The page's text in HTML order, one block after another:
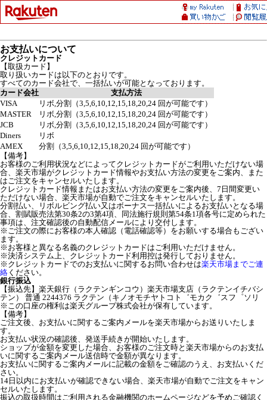
お支払いについて
クレジットカード
【取扱カード】
取り扱いカードは以下のとおりです。
すべてのカード会社で、一括払いが可能となっております。
カード会社
支払方法
VISA
リボ,分割（3,5,6,10,12,15,18,20,24 回が可能です）
MASTER
リボ,分割（3,5,6,10,12,15,18,20,24 回が可能です）
JCB
リボ,分割（3,5,6,10,12,15,18,20,24 回が可能です）
Diners
リボ
AMEX
分割（3,5,6,10,12,15,18,20,24 回が可能です）
【備考】
お客様のご利用状況などによってクレジットカードがご利用いただけない場
合、楽天市場がクレジットカード情報やお支払い方法の変更をご案内、また
はご注文をキャンセルいたします。
クレジットカード情報またはお支払い方法の変更をご案内後、7日間変更い
ただけない場合、楽天市場が自動でご注文をキャンセルいたします。
分割払い、リボルビング払い又はボーナス一括払いによるお支払いとなる場
合、割賦販売法第30条2の3第4項、同法施行規則第54条1項各号に定められた
事項は、注文確認後の自動配信メールにより交付します。
※ご注文の際にお客様の本人確認（電話確認等）をお願いする場合もござい
ます。
※お客様と異なる名義のクレジットカードはご利用いただけません。
※決済システム上、クレジットカード利用控は発行しておりません。
※クレジットカードでのお支払いに関するお問い合わせは楽天市場までご連
絡 ください。
銀行振込
【振込先】楽天銀行（ラクテンギンコウ）楽天市場支店（ラクテンイチバシ
テン） 普通 2244376 ラクテン（キノオモチヤトコト゛モカク゛スフ゜ソリ
※この口座の権利は楽天グループ株式会社が保有しています。
【備考】
ご注文後、お支払いに関するご案内メールを楽天市場からお送りいたしま
す。
お支払い状況の確認後、発送手続きが開始いたします。
ショップが金額を変更した場合、お客様のご注文時と楽天市場からのお支払
いに関するご案内メール送信時で金額が異なります。
お支払いに関するご案内メールに記載の金額をご確認のうえ、お支払いくだ
さい。
14日以内にお支払いが確認できない場合、楽天市場が自動でご注文をキャン
セルいたします。
振込の取扱時間はご利用される金融機関のホームページなどを予めご確認く